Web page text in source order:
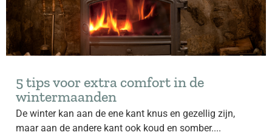
5 tips voor extra comfort in de
wintermaanden
De winter kan aan de ene kant knus en gezellig zijn,
maar aan de andere kant ook koud en somber....